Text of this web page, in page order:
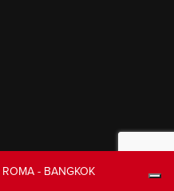
ROMA - BANGKOK